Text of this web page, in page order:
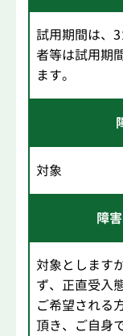
試用期間は、
者等は試用期
ます。
対象
障
対象とします
ず、正直受入
ご希望される
頂き、ご自身